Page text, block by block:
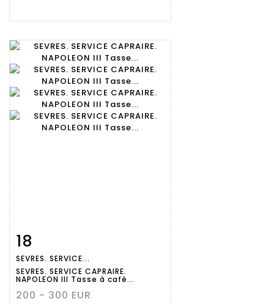
détaillée
18
SEVRES. SERVICE...
SEVRES. SERVICE CAPRAIRE.
NAPOLEON III Tasse à café...
200 - 300 EUR